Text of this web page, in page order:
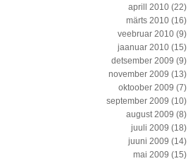
aprill 2010 (22)
märts 2010 (16)
veebruar 2010 (9)
jaanuar 2010 (15)
detsember 2009 (9)
november 2009 (13)
oktoober 2009 (7)
september 2009 (10)
august 2009 (8)
juuli 2009 (18)
juuni 2009 (14)
mai 2009 (15)